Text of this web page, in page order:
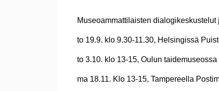
Museoammattilaisten dialogikeskustelut
to 19.9. klo 9.30-11.30, Helsingissä
to 3.10. klo 13-15, Oulun taidemuseossa
ma 18.11. Klo 13-15, Tampereella